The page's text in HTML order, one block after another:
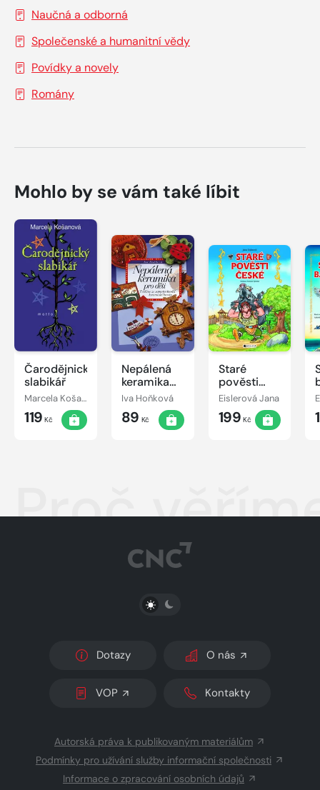
Naučná a odborná
Společenské a humanitní vědy
Povídky a novely
Romány
Mohlo by se vám také líbit
Čarodějnický
slabikář
Marcela Košanová
119 Kč
Nepálená
keramika
pro děti
Iva Hoňková
89 Kč
Staré
pověsti
české – pro
Eislerová Jana
199 Kč
Proč
PŘEPNOUT SVĚTLÝ/TMAVÝ REŽIM
Dotazy O nás
VOP Kontakty
Autorská práva k publikovaným materiálům
Podmínky pro užívání služby informační společnosti
Informace o zpracování osobních údajů